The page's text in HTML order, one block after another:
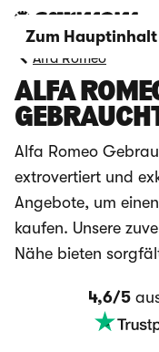
Zum Hauptinhalt
Alfa Romeo
ALFA
Alfa Romeo
extrovertiert und
Angebote, um
kaufen. Unsere
Nähe bieten
4,6/5